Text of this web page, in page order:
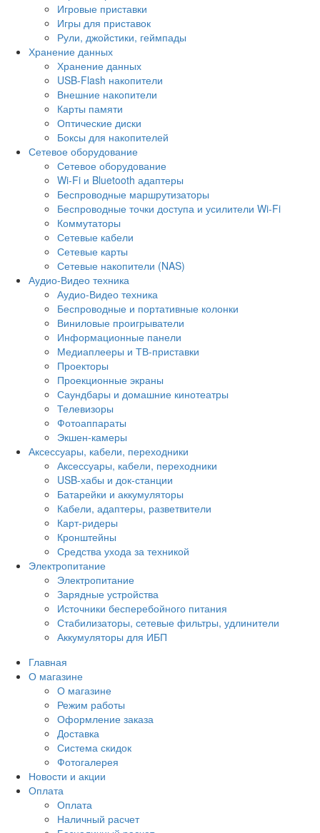
Игровые приставки
Игры для приставок
Рули, джойстики, геймпады
Хранение данных
Хранение данных
USB-Flash накопители
Внешние накопители
Карты памяти
Оптические диски
Боксы для накопителей
Сетевое оборудование
Сетевое оборудование
Wi-Fi и Bluetooth адаптеры
Беспроводные маршрутизаторы
Беспроводные точки доступа и усилители Wi-Fi
Коммутаторы
Сетевые кабели
Сетевые карты
Сетевые накопители (NAS)
Аудио-Видео техника
Аудио-Видео техника
Беспроводные и портативные колонки
Виниловые проигрыватели
Информационные панели
Медиаплееры и ТВ-приставки
Проекторы
Проекционные экраны
Саундбары и домашние кинотеатры
Телевизоры
Фотоаппараты
Экшен-камеры
Аксессуары, кабели, переходники
Аксессуары, кабели, переходники
USB-хабы и док-станции
Батарейки и аккумуляторы
Кабели, адаптеры, разветвители
Карт-ридеры
Кронштейны
Средства ухода за техникой
Электропитание
Электропитание
Зарядные устройства
Источники бесперебойного питания
Стабилизаторы, сетевые фильтры, удлинители
Аккумуляторы для ИБП
Главная
О магазине
О магазине
Режим работы
Оформление заказа
Доставка
Система скидок
Фотогалерея
Новости и акции
Оплата
Оплата
Наличный расчет